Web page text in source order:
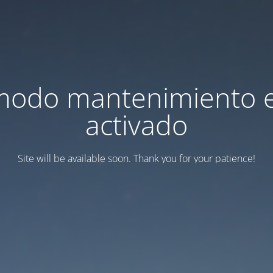
mantenimiento
activado
Site will be available soon. Thank you for your patience!